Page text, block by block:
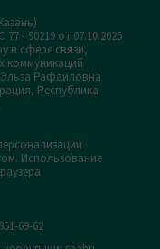
- 90219 от 07.10.2025
в сфере связи,
коммуникаций
Рафаиловна
Республика
Использование
69-62